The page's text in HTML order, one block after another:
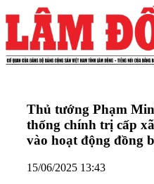
Thủ tướng Phạm
thống chính trị cấp
vào hoạt động đồng
15/06/2025 13:43